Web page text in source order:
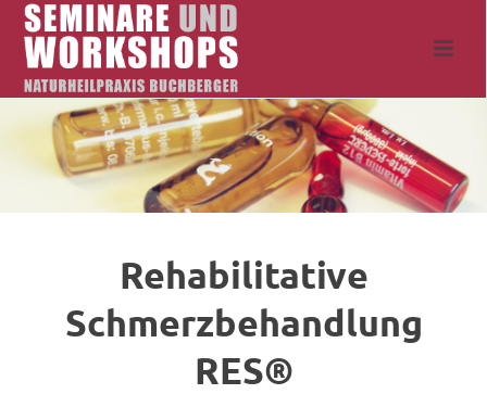
Rehabilitative
Schmerzbehandlung
RES®